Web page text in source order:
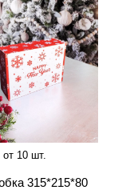
от 10 шт.
315*215*80